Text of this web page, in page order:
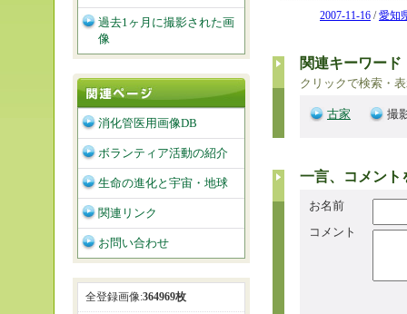
2007-11-16 /愛知
関連キーワード
クリックで検索・
古家 撮
一言、コメント
お名前
コメント
過去1ヶ月に撮影された画
像
消化管医用画像DB
ボランティア活動の紹介
生命の進化と宇宙・地球
関連リンク
お問い合わせ
全登録画像:364969枚